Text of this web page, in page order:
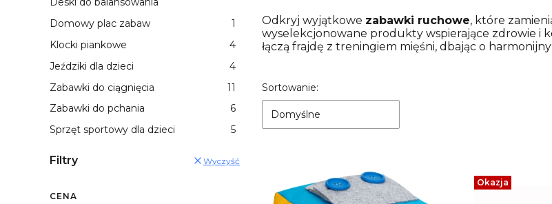
Domowy plac zabaw
1
Klocki piankowe
4
Jeździki dla dzieci
4
Zabawki do ciągnięcia
11
Zabawki do pchania
6
Sprzęt sportowy dla dzieci
5
Filtry Wyczyść
CENA
Odkryj wyjątkowe zabawki ruchowe, które
wyselekcjonowane produkty wspierające zdrowie i
łączą frajdę z treningiem mięśni, dbając o
Lista produktów
Sortowanie:
Domyślne
Okazja